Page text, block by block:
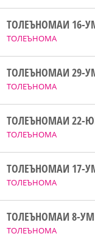
ТОЛЕЪНОМА
ТОЛЕЪНОМАИ 16-
ТОЛЕЪНОМА
ТОЛЕЪНОМАИ 29-
ТОЛЕЪНОМА
ТОЛЕЪНОМАИ 22-
ТОЛЕЪНОМА
ТОЛЕЪНОМАИ 17-
ТОЛЕЪНОМА
ТОЛЕЪНОМАИ 8-